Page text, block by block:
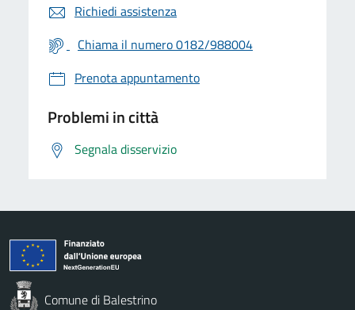
Richiedi assistenza
Chiama il numero 0182/988004
Prenota appuntamento
Problemi in città
Segnala disservizio
Comune di Balestrino